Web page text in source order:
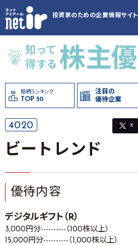
投資家のための企業情報サイト
銘柄ランキング
TOP 50
注目の
優待企業
4020 X
ビートレンド
優待内容
デジタルギフト（R）
3,000円分----------（100株以上）
15,000円分----------（1,000株以上）